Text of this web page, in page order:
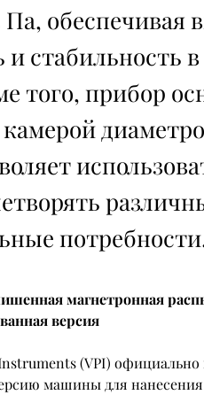
Па, обеспечивая
стабильность
того, прибор
магнетронная
версия
(VPI)
машины для